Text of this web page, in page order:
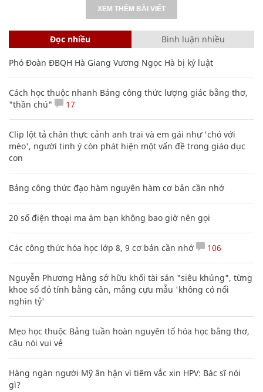
XEM THÊM BÀI VIẾT
Đọc nhiều Bình luận nhiều
Phó Đoàn ĐBQH Hà Giang Vương Ngọc Hà bị kỷ luật
Cách học thuộc nhanh Bảng công thức lượng giác bằng thơ,
"thần chú"
17
Clip lột tả chân thực cảnh anh trai và em gái như 'chó với
mèo', người tinh ý còn phát hiện một vấn đề trong giáo dục
con
Bảng công thức đạo hàm nguyên hàm cơ bản cần nhớ
20 số điện thoại ma ám bạn không bao giờ nên gọi
Các công thức hóa học lớp 8, 9 cơ bản cần nhớ 106
Nguyễn Phương Hằng sở hữu khối tài sản "siêu khủng", từng
khoe sổ đỏ tính bằng cân, mắng cựu mẫu 'không có nổi
nghìn tỷ'
Mẹo học thuộc Bảng tuần hoàn nguyên tố hóa học bằng thơ,
câu nói vui vẻ
Hàng ngàn người Mỹ ân hận vì tiêm vắc xin HPV: Bác sĩ nói
gì?